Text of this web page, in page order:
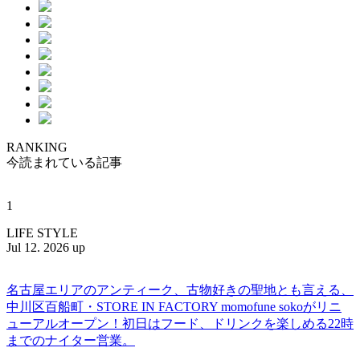
RANKING
今読まれている記事
1
LIFE STYLE
Jul 12. 2026 up
名古屋エリアのアンティーク、古物好きの聖地とも言える、
中川区百船町・STORE IN FACTORY momofune sokoがリニ
ューアルオープン！初日はフード、ドリンクを楽しめる22時
までのナイター営業。